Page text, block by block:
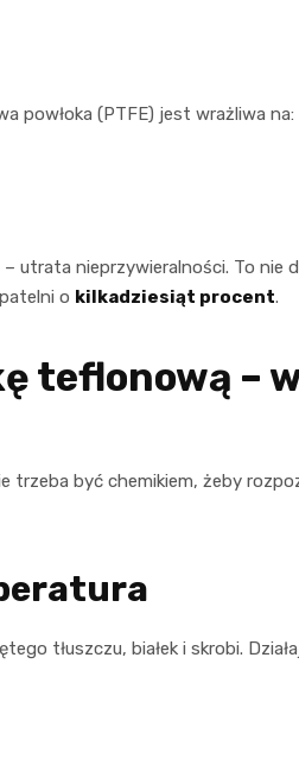
powłoka (PTFE) jest wrażliwa na:
utrata nieprzywieralności. To nie
o kilkadziesiąt procent.
teflonową –
trzeba być chemikiem, żeby
tłuszczu, białek i skrobi.